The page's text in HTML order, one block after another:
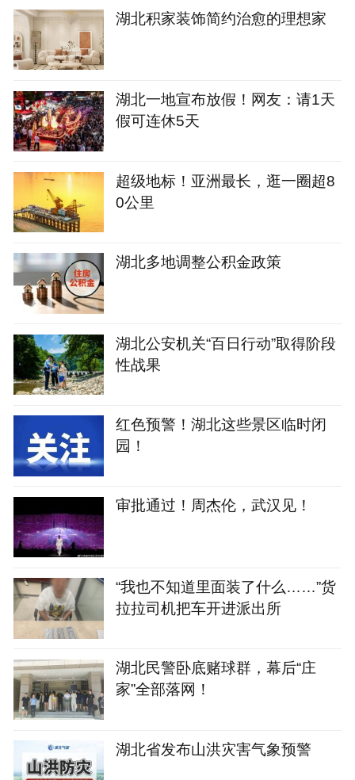
湖北积家装饰简约治愈的理想家
湖北一地宣布放假！网友：请1天
假可连休5天
超级地标！亚洲最长，逛一圈超8
0公里
湖北多地调整公积金政策
湖北公安机关“百日行动”取得阶段
性战果
红色预警！湖北这些景区临时闭
园！
审批通过！周杰伦，武汉见！
“我也不知道里面装了什么……”货
拉拉司机把车开进派出所
湖北民警卧底赌球群，幕后“庄
家”全部落网！
湖北省发布山洪灾害气象预警